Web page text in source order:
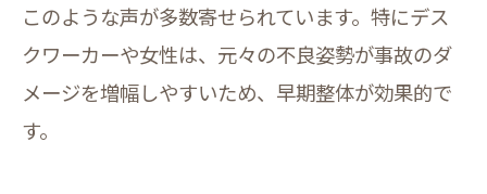
このような声が多数寄せられています。特にデス
クワーカーや女性は、元々の不良姿勢が事故のダ
メージを増幅しやすいため、早期整体が効果的で
す。